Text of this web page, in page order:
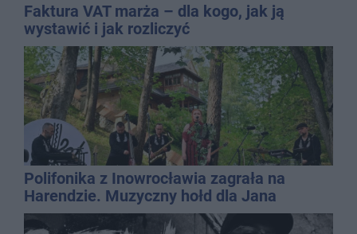
Faktura VAT marża – dla kogo, jak ją
wystawić i jak rozliczyć
Polifonika z Inowrocławia zagrała na
Harendzie. Muzyczny hołd dla Jana
Kasprowicza